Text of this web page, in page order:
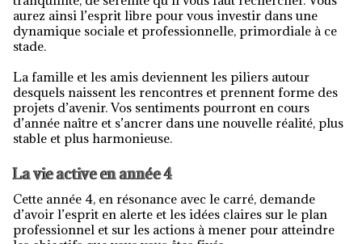
aurez ainsi l’esprit libre pour vous investir dans une
dynamique sociale et professionnelle, primordiale à ce
stade.
La famille et les amis deviennent les piliers autour
desquels naissent les rencontres et prennent forme des
projets d’avenir. Vos sentiments pourront en cours
d’année naître et s’ancrer dans une nouvelle réalité, plus
stable et plus harmonieuse.
La vie active en année 4
Cette année 4, en résonance avec le carré, demande
d’avoir l’esprit en alerte et les idées claires sur le plan
professionnel et sur les actions à mener pour atteindre